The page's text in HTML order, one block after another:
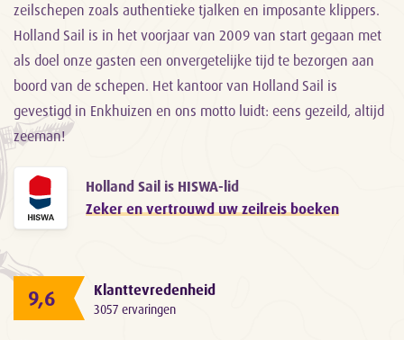
zeilschepen zoals authentieke tjalken en imposante klippers.
Holland Sail is in het voorjaar van 2009 van start gegaan met
als doel onze gasten een onvergetelijke tijd te bezorgen aan
boord van de schepen. Het kantoor van Holland Sail is
gevestigd in Enkhuizen en ons motto luidt: eens gezeild, altijd
zeeman!
Holland Sail is HISWA-lid
Zeker en vertrouwd uw zeilreis boeken
9,6 Klanttevredenheid
3057 ervaringen